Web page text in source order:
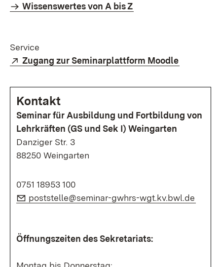
Wissenswertes von A bis Z
Service
Extern:
Zugang zur Seminarplattform Moodle
Kontakt
Seminar für Ausbildung und Fortbildung von
Lehrkräften (GS und Sek I) Weingarten
Danziger Str. 3
88250 Weingarten
0751 18953 100
E-Mail:
poststelle@seminar-gwhrs-wgt.kv.bwl.de
Öffnungszeiten des Sekretariats: